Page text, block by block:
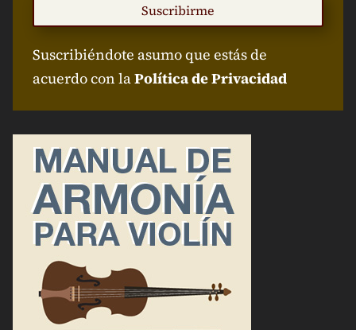
Suscribirme
Suscribiéndote asumo que estás de
acuerdo con laPolítica de Privacidad